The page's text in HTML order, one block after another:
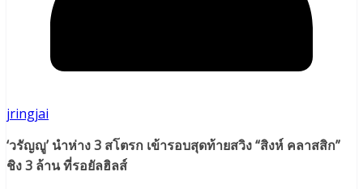
jringjai
‘วรัญญู’ นำห่าง 3 สโตรก เข้ารอบสุดท้ายสวิง “สิงห์ คลาสสิก”
ชิง 3 ล้าน ที่รอยัลฮิลส์